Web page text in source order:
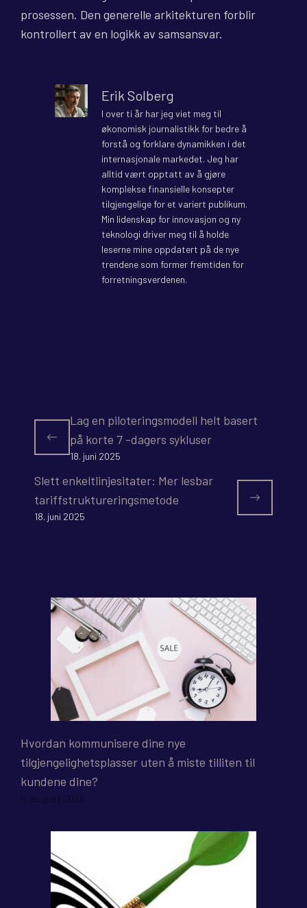
prosessen. Den generelle arkitekturen forblir
kontrollert av en logikk av samsansvar.
Erik Solberg
I over ti år har jeg viet meg til
økonomisk journalistikk for bedre å
forstå og forklare dynamikken i det
internasjonale markedet. Jeg har
alltid vært opptatt av å gjøre
komplekse finansielle konsepter
tilgjengelige for et variert publikum.
Min lidenskap for innovasjon og ny
teknologi driver meg til å holde
leserne mine oppdatert på de nye
trendene som former fremtiden for
forretningsverdenen.
Lag en piloteringsmodell helt basert
på korte 7 -dagers sykluser
18. juni 2025
Slett enkeltlinjesitater: Mer lesbar
tariffstruktureringsmetode
18. juni 2025
Hvordan kommunisere dine nye
tilgjengelighetsplasser uten å miste tilliten til
kundene dine?
5. august 2026